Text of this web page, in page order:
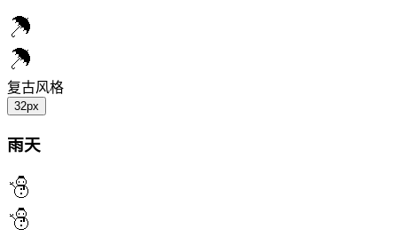
复古风格
32px
雨天